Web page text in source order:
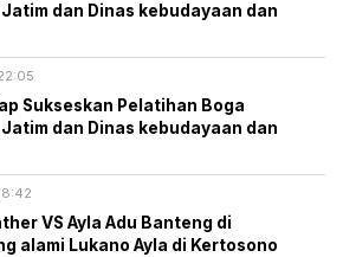
Jatim dan Dinas kebudayaan dan
Sukseskan Pelatihan Boga
Jatim dan Dinas kebudayaan dan
VS Ayla Adu Banteng di
alami Lukano Ayla di Kertosono